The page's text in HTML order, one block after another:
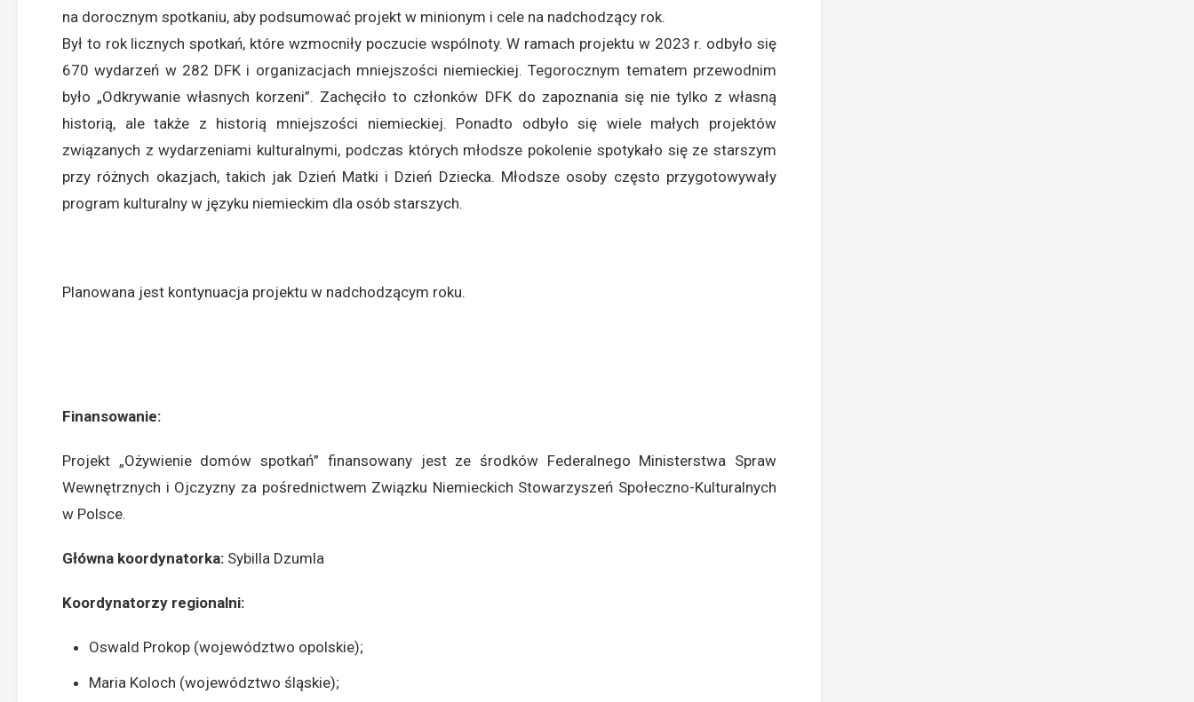
na dorocznym spotkaniu, aby podsumować projekt w minionym i cele na nadchodzący rok.
Był to rok licznych spotkań, które wzmocniły poczucie wspólnoty. W ramach projektu w 2023 r. odbyło się
670 wydarzeń w 282 DFK i organizacjach mniejszości niemieckiej. Tegorocznym tematem przewodnim
było „Odkrywanie własnych korzeni”. Zachęciło to członków DFK do zapoznania się nie tylko z własną
historią, ale także z historią mniejszości niemieckiej. Ponadto odbyło się wiele małych projektów
związanych z wydarzeniami kulturalnymi, podczas których młodsze pokolenie spotykało się ze starszym
przy różnych okazjach, takich jak Dzień Matki i Dzień Dziecka. Młodsze osoby często przygotowywały
program kulturalny w języku niemieckim dla osób starszych.
Planowana jest kontynuacja projektu w nadchodzącym roku.
Finansowanie:
Projekt „Ożywienie domów spotkań” finansowany jest ze środków Federalnego Ministerstwa Spraw
Wewnętrznych i Ojczyzny za pośrednictwem Związku Niemieckich Stowarzyszeń Społeczno-Kulturalnych
w Polsce.
Główna koordynatorka: Sybilla Dzumla
Koordynatorzy regionalni:
Oswald Prokop (województwo opolskie);
Maria Koloch (województwo śląskie);